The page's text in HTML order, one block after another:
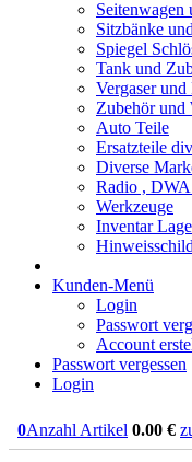
Seitenwagen
Sitzbänke
Spiegel
Tank und
Vergaser
Zubehör und
Auto Teile
Ersatzteile
Diverse
Radio ,
Werkzeuge
Inventar
Kunden-Menü
Login
Passwort
Account
Passwort vergessen
Login
0Anzahl Artikel 0.00 €